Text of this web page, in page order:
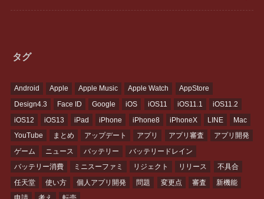
タグ
Android Apple Apple Music Apple Watch
AppStore
Design4.3
Face ID Google iOS iOS11 iOS11.1
iOS11.2
iOS12
iOS13 iPad iPhone iPhone8 iPhoneX LINE
Mac
YouTube
まとめ アップデート アプリ アプリ審査
アプリ開発
ゲーム
ニュース バッテリー
バッテリードレイン
バッテリー消費
ミニスーファミ リジェクト リリース
不具合
任天堂
使い方 個人アプリ開発 問題 変更点 審査
新機能